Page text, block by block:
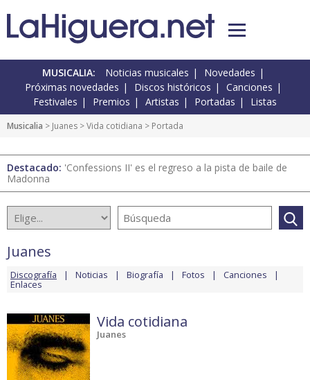
MUSICALIA: Noticias musicales
Novedades
Próximas novedades
Discos históricos
Canciones
Festivales
Premios Artistas Portadas Listas
Musicalia > Juanes >Vida cotidiana > Portada
Destacado: 'Confessions II' es el regreso a la pista de baile de
Madonna
Juanes
Discografía Noticias Biografía Fotos Canciones
Enlaces
Vida cotidiana
Juanes